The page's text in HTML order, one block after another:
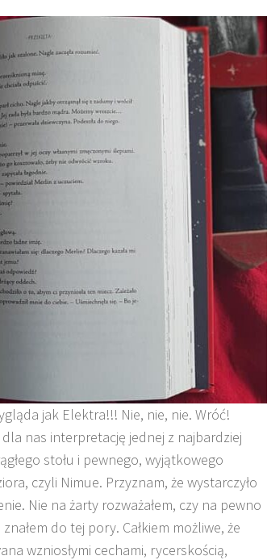
jak Elektra!!! Nie, nie, nie. Wróć!
nas interpretację jednej z najbardziej
stołu i pewnego, wyjątkowego
czyli Nimue. Przyznam, że wystarczyło
Nie na żarty rozważałem, czy na pewno
do tej pory. Całkiem możliwe, że
wzniosłymi cechami, rycerskością,